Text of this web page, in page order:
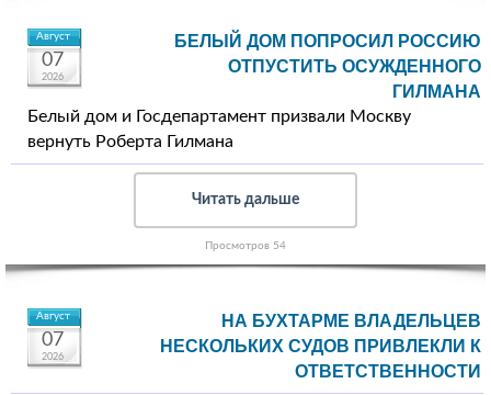
Август
07
2026
БЕЛЫЙ ДОМ ПОПРОСИЛ РОССИЮ
ОТПУСТИТЬ ОСУЖДЕННОГО
ГИЛМАНА
Белый дом и Госдепартамент призвали Москву
вернуть Роберта Гилмана
Читать дальше
Просмотров 54
Август
07
2026
НА БУХТАРМЕ ВЛАДЕЛЬЦЕВ
НЕСКОЛЬКИХ СУДОВ ПРИВЛЕКЛИ К
ОТВЕТСТВЕННОСТИ